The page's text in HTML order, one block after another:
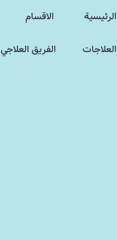
الرئيسية الاقسام
العلاجات الفريق العلاجي